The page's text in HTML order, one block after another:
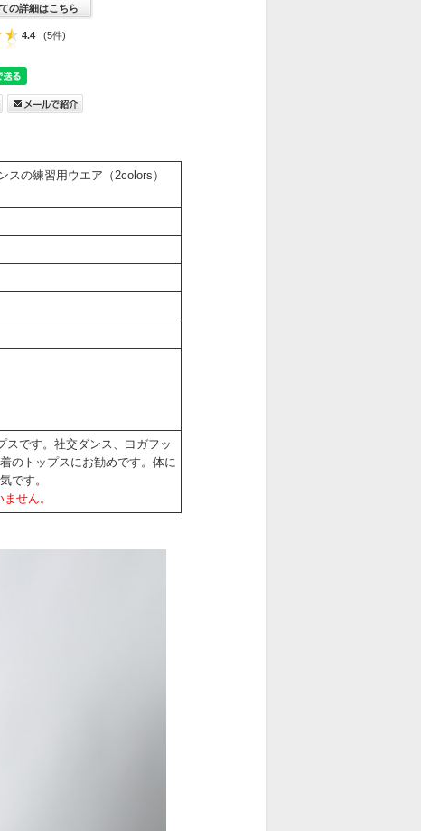
の詳細はこちら
4.4 (5件)
の練習用ウエア（2colors）
スです。社交ダンス、ヨガフッ
のトップスにお勧めです。体に
です。
せん。